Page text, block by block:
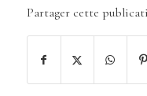
Partager cette